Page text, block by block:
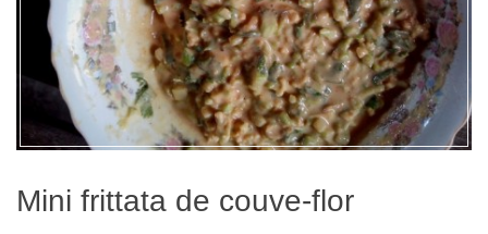
Mini frittata de couve-flor